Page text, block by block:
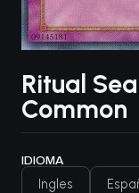
Ritual
Common
IDIOMA
Ingles